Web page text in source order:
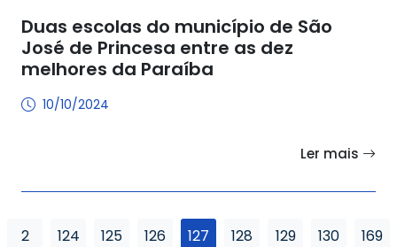
Duas escolas do município de São
José de Princesa entre as dez
melhores da Paraíba
10/10/2024
Ler mais
2 124 125 126 127 128 129 130 169